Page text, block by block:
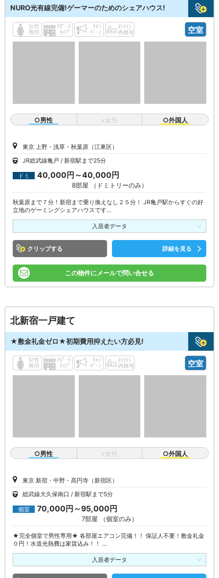
NURO光有線完備!ゲーマーのためのシェアハウス!
空室
○男性 ×女性 ○外国人
東京 上野・浅草・秋葉原（江東区）
JR総武線亀戸
新宿駅まで25分
ドミ 40,000円～40,000円
8部屋 （ドミトリーのみ）
秋葉原まで７分！新宿まで乗り換えなし２５分！ JR亀戸駅からすぐの好
立地のゲーミングシェアハウスです…
入居者データ
クリップ 詳細を見る
この物件にメールで問い合せる
北新宿一戸建て
★敷金礼金ゼロ★初期費用抑えたい方必見!
空室
○男性 ×女性 ○外国人
東京 新宿・中野・高円寺（新宿区）
総武線大久保南口
新宿駅まで5分
個室 70,000円～95,000円
7部屋 （個室のみ）
★完全個室で男性専用★ 各部屋エアコン完備！！ 保証人不要！敷金礼金
０円！水道光熱費は家賃込み！！ …
入居者データ